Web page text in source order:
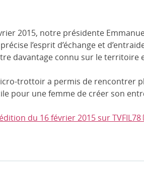
2015, notre présidente
l’esprit d’échange et
davantage connu sur le territoire
trottoir a permis de rencontrer
pour une femme de créer son
du 16 février 2015 sur TVFIL78